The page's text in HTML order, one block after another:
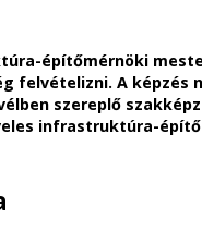
építőmérnöki
felvételizni. A képzés
szereplő
infrastruktúra-